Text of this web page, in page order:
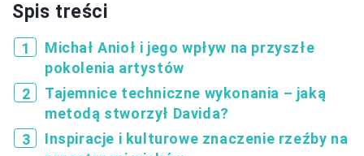
Spis treści
Michał Anioł i jego wpływ na przyszłe
pokolenia artystów
Tajemnice techniczne wykonania – jaką
metodą stworzył Davida?
Inspiracje i kulturowe znaczenie rzeźby na